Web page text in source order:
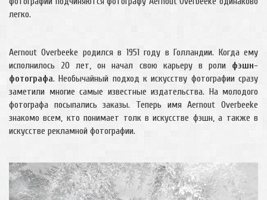
легко.
Aernout Overbeeke родился в 1951 году в Голландии. Когда ему
исполнилось 20 лет, он начал свою карьеру в роли фэшн-
фотографа. Необычайный подход к искусству фотографии сразу
заметили многие самые известные издательства. На молодого
фотографа посыпались заказы. Теперь имя Aernout Overbeeke
знакомо всем, кто понимает толк в искусстве фэшн, а также в
искусстве рекламной фотографии.